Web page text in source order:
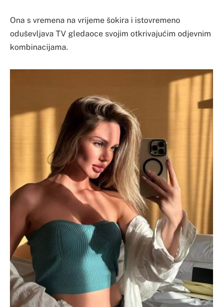
Ona s vremena na vrijeme šokira i istovremeno
oduševljava TV gledaoce svojim otkrivajućim odjevnim
kombinacijama.